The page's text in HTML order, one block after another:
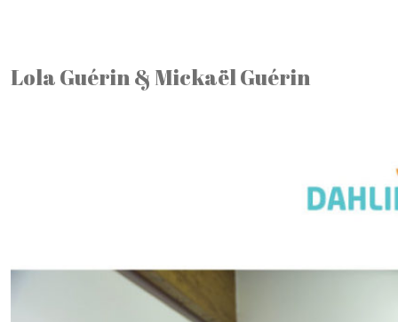
Lola Guérin & Mickaël Guérin